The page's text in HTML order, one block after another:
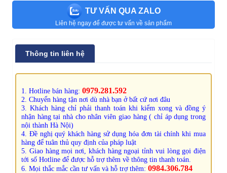
TƯ VẤN QUA ZALO
Liên hệ ngay để được tư vấn về sản phẩm
Thông tin liên hệ
1. Hotline bán hàng: 0979.281.592
2. Chuyển hàng tận nơi dù nhà bạn ở bất cứ nơi đâu
3. Khách hàng chỉ phải thanh toán khi kiểm xong và đồng ý
nhận hàng tại nhà cho nhân viên giao hàng ( chỉ áp dụng trong
nội thành Hà Nội)
4. Đề nghị quý khách hàng sử dụng hóa đơn tài chính khi mua
hàng để tuân thủ quy định của pháp luật
5. Giao hàng mọi nơi, khách hàng ngoại tỉnh vui lòng gọi điện
tới số Hotline để được hỗ trợ thêm về thông tin thanh toán.
6. Mọi thắc mắc cần tư vấn và hỗ trợ thêm: 0984.306.784